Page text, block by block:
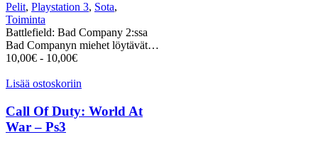
Pelit, Playstation 3, Sota,
Toiminta
Battlefield: Bad Company 2:ssa
Bad Companyn miehet löytävät…
10,00€ - 10,00€
Lisää ostoskoriin
Call Of Duty: World At
War – Ps3